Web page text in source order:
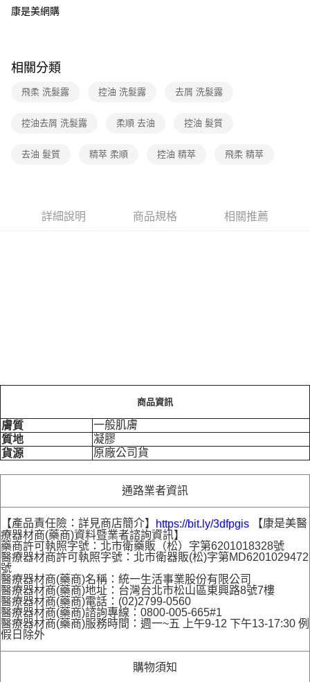
悠遊付
運送方式
超商取貨付款(下單後3-5個工作天配送)
每筆NT$70，滿NT$399(含以上)免運費
康是美網購
相關分類
飛柔 洗髮露 控油 洗髮露 去屑 洗髮露
控油去屑 洗髮露 柔順 去油 控油 髮質
去油 髮質 精萃 柔順 控油 精萃 飛柔 精萃
詳細說明 商品規格 相關推薦
商品資訊
膚質
一般肌膚
質地
凝膠
貨源
原廠公司貨
通路業者資訊
【產品責任險：詳見商店簡介】 https://bit.ly/3dfpgis 【康是美醫
療器材商(藥商)資料暨業者諮詢資訊】
藥商許可執照字號：北市衛藥販（松）字第6201018328號
醫療器材商許可執照字號：北市衛器販(松)字第MD6201029472
號
醫療器材商(藥商)名稱：統一生活事業股份有限公司
醫療器材商(藥商)地址：台灣台北市松山區東興路8號7樓
醫療器材商(藥商)電話：(02)2799-0560
醫療器材商(藥商)諮詢專線：0800-005-665#1
醫療器材商(藥商)服務時間：週一~五 上午9-12 下午13-17:30 例
假日除外
購物須知